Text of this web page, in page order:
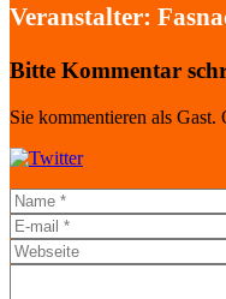
Veranstalter:
Bitte Kommentar
Sie kommentieren als